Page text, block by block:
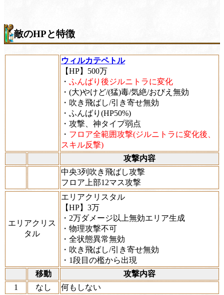
敵のHPと特徴
ウィルカテペトル
【HP】500万
・ ふんばり後ジルニトラに変化
・(大)やけど/(猛)毒/気絶/おびえ無効
・吹き飛ばし/引き寄せ無効
・ふんばり(HP50%)
・攻撃、神タイプ弱点
・ フロア全範囲攻撃(ジルニトラに変化後、
スキル反撃)
攻撃内容
中央3列吹き飛ばし攻撃
フロア上部12マス攻撃
エリアクリス
タル
エリアクリスタル
【HP】3万
・2万ダメージ以上無効エリア生成
・物理攻撃不可
・全状態異常無効
・吹き飛ばし/引き寄せ無効
・1段目の檻から出現
移動
攻撃内容
1
なし 何もしない